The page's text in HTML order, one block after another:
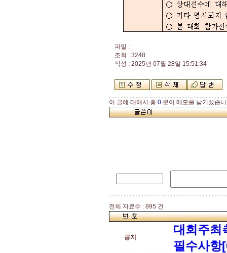
파일 :
조회 : 3248
작성 : 2025년 07월 28일 15:51:34
이 글에 대해서 총 0 분이 메모를 남기셨습
전체 자료수 : 895 건
공지
대회주최
필수사항